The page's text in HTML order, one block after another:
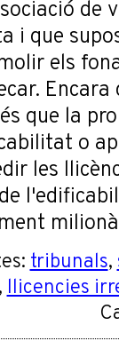
de
i que
els
que la
o
les
tribunals,
llicencies